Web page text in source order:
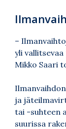
–
yli
Mikko Saari
ja
tai -suhteen
suurissa